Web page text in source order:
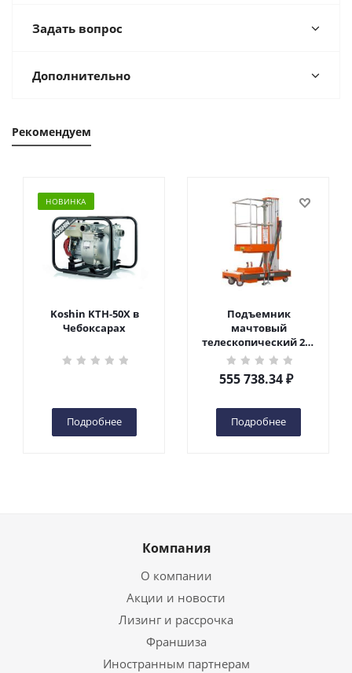
Задать вопрос
Дополнительно
Рекомендуем
НОВИНКА
Koshin KTH-50X в
Чебоксарах
Подробнее
Подъемник
мачтовый
телескопический 200
кг 6 м TOR GTWY6-200S
DC 2-мачтовый
(автономный) (G) в
555 738.34₽
Подробнее
Компания
О компании
Акции и новости
Лизинг и рассрочка
Франшиза
Иностранным партнерам